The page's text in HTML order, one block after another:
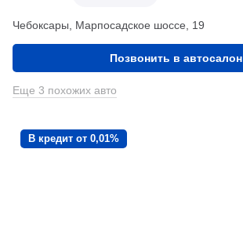
Чебоксары, Марпосадское шоссе, 19
Позвонить в автосалон
Еще 3 похожих авто
В кредит от 0,01%